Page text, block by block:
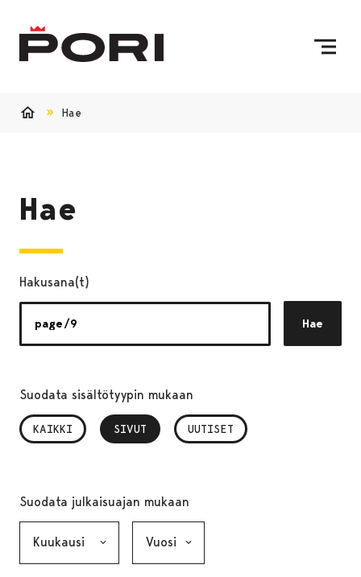
Hae
Hae
Hakusana(t)
Hae
Suodata sisältötyypin mukaan
KAIKKI SIVUT
, VALITTU UUTISET
Suodata julkaisuajan mukaan